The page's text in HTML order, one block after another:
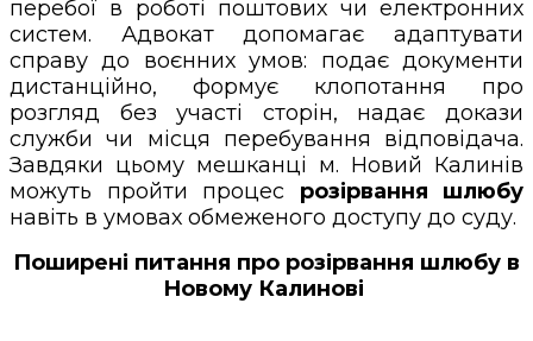
перебої в роботі поштових чи електронних
систем. Адвокат допомагає адаптувати
справу до воєнних умов: подає документи
дистанційно, формує клопотання про
розгляд без участі сторін, надає докази
служби чи місця перебування відповідача.
Завдяки цьому мешканці м. Новий Калинів
можуть пройти процес розірвання шлюбу
навіть в умовах обмеженого доступу до суду.
Поширені питання про розірвання шлюбу в
Новому Калинові